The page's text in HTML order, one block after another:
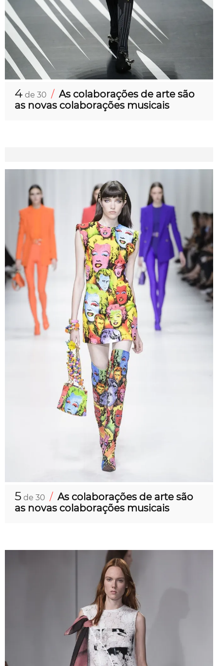
4 de 30 / As colaborações de arte são
as novas colaborações musicais
5 de 30 / As colaborações de arte são
as novas colaborações musicais